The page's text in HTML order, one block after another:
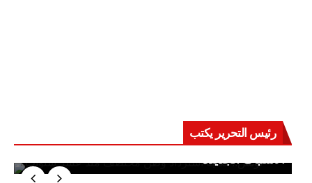
رئيس التحرير يكتب
حرب على العقول.. حادثة دمياط تكشف قواعد